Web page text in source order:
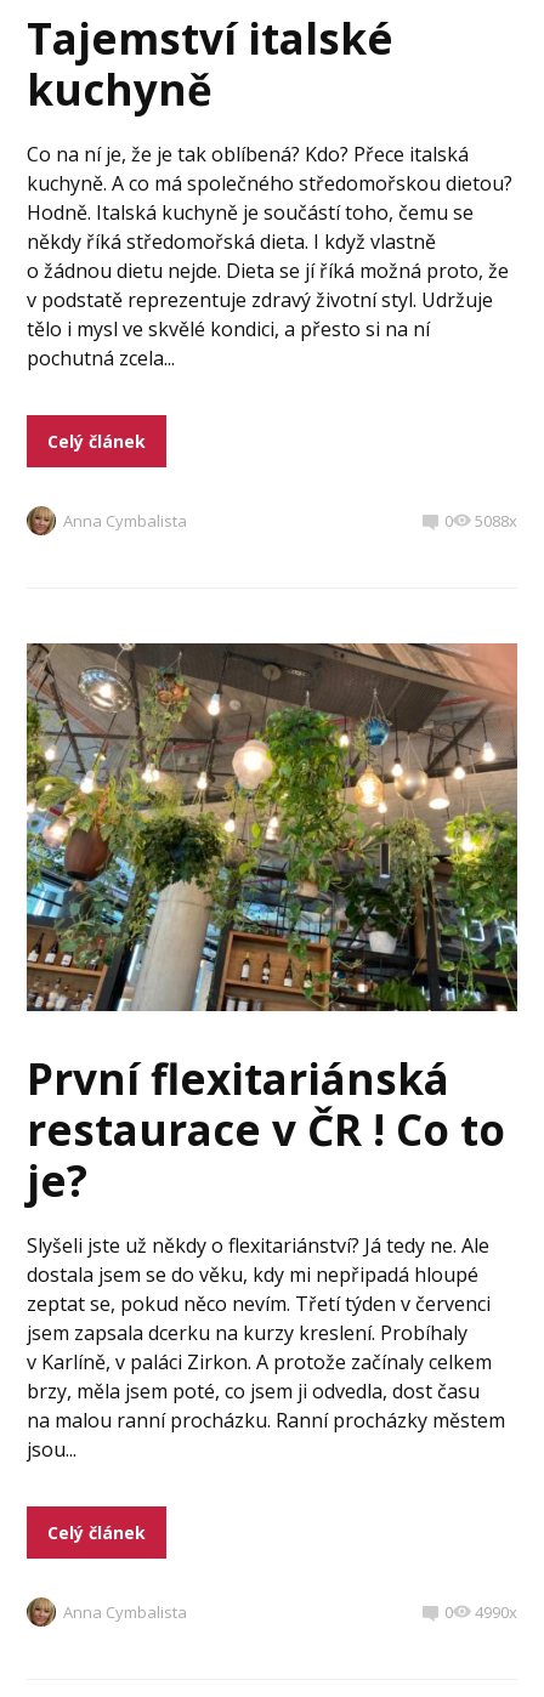
Tajemství italské
kuchyně
Co na ní je, že je tak oblíbená? Kdo? Přece italská
kuchyně. A co má společného středomořskou dietou?
Hodně. Italská kuchyně je součástí toho, čemu se
někdy říká středomořská dieta. I když vlastně
o žádnou dietu nejde. Dieta se jí říká možná proto, že
v podstatě reprezentuje zdravý životní styl. Udržuje
tělo i mysl ve skvělé kondici, a přesto si na ní
pochutná zcela...
Celý článek
Anna Cymbalista 0 5088x
První flexitariánská
restaurace v ČR ! Co to
je?
Slyšeli jste už někdy o flexitariánství? Já tedy ne. Ale
dostala jsem se do věku, kdy mi nepřipadá hloupé
zeptat se, pokud něco nevím. Třetí týden v červenci
jsem zapsala dcerku na kurzy kreslení. Probíhaly
v Karlíně, v paláci Zirkon. A protože začínaly celkem
brzy, měla jsem poté, co jsem ji odvedla, dost času
na malou ranní procházku. Ranní procházky městem
jsou...
Celý článek
Anna Cymbalista 0 4990x